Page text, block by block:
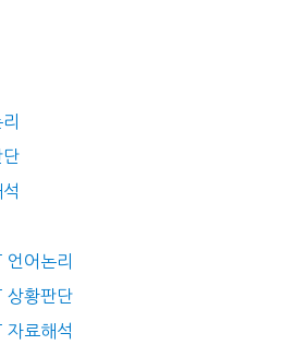
단
어논리
상황판단
자료해석